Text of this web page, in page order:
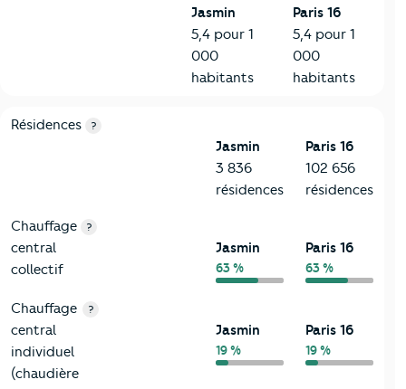
Jasmin
5,4 pour 1
000
habitants
Paris 16
5,4 pour 1
000
habitants
8-Chauffage
Critères Jasmin
Résidences ?
Jasmin
3 836
résidences
Paris 16
102 656
résidences
Chauffage
central
collectif
?
Jasmin
63 %
Paris 16
63 %
Chauffage
central
individuel
(chaudière
?
Jasmin
19 %
Paris 16
19 %